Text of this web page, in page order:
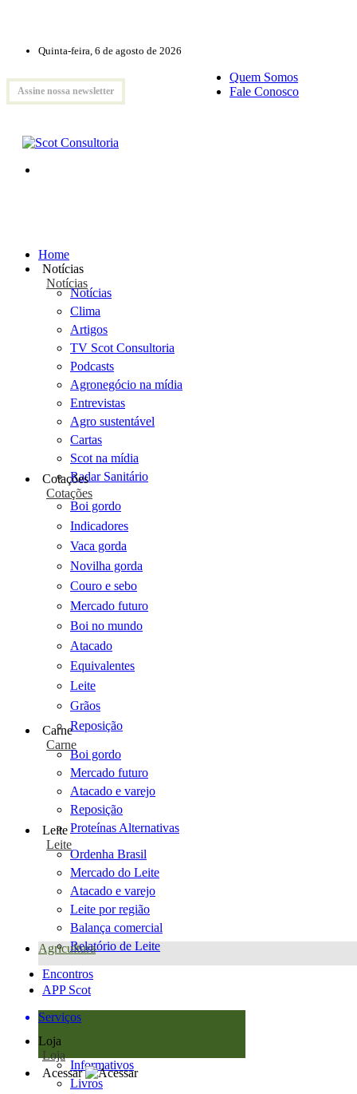
Quinta-feira, 6 de agosto de 2026
Assine nossa newsletter
Quem Somos
Fale Conosco
Home
Notícias
Notícias
Notícias
Clima
Artigos
TV Scot Consultoria
Podcasts
Agronegócio na mídia
Entrevistas
Agro sustentável
Cartas
Scot na mídia
Radar Sanitário
Cotações
Cotações
Boi gordo
Indicadores
Vaca gorda
Novilha gorda
Couro e sebo
Mercado futuro
Boi no mundo
Atacado
Equivalentes
Leite
Grãos
Reposição
Carne
Carne
Boi gordo
Mercado futuro
Atacado e varejo
Reposição
Proteínas Alternativas
Leite
Leite
Ordenha Brasil
Mercado do Leite
Atacado e varejo
Leite por região
Balança comercial
Relatório de Leite
Agricultura
Encontros
APP Scot
Serviços
Loja
Loja
Informativos
Livros
Acessar